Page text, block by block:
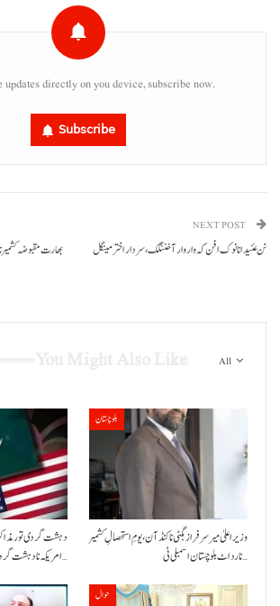
directly on you device, subscribe now.
Subscribe
بھا رت مقبوضہ
NEXT POST
نن عئید انا نوک افن کہ وار وار آ خننگک، سردار اختر مینگل
All
دہشت گردی تور
امریکہ نا دہشت گردی نا برخلاف کمکاری ءِ…
بلوچستان
وزیراعلیٰ میر سرفراز بگٹی نا کنڈ آن،یومِ استحصالِ کشمیر
نا رد اٹ بلوچستان اسمبلی ٹی…
حوال